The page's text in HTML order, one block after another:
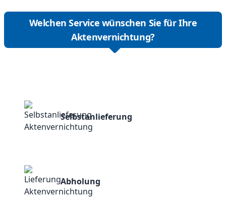
Welchen Service wünschen Sie für Ihre
Aktenvernichtung?
Selbstanlieferung
Abholung